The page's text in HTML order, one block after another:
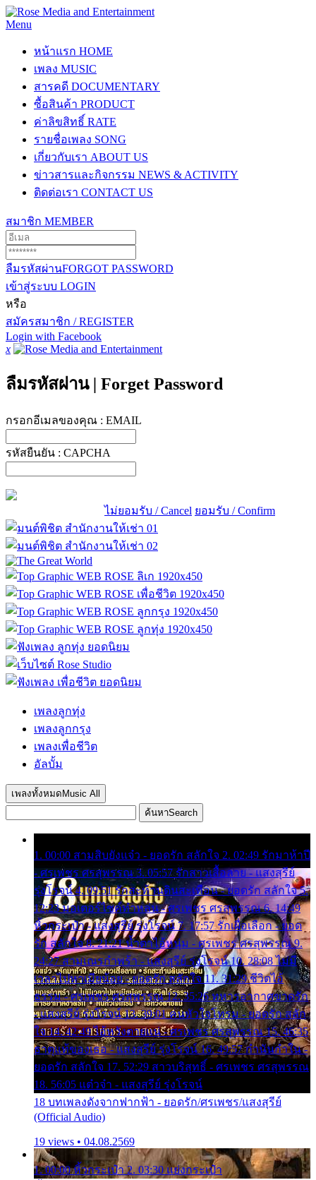
Menu
หน้าแรก HOME
เพลง MUSIC
สารคดี DOCUMENTARY
ซื้อสินค้า PRODUCT
ค่าลิขสิทธิ์ RATE
รายชื่อเพลง SONG
เกี่ยวกับเรา ABOUT US
ข่าวสารและกิจกรรม NEWS & ACTIVITY
ติดต่อเรา CONTACT US
สมาชิก MEMBER
ลืมรหัสผ่านFORGOT PASSWORD
เข้าสู่ระบบ LOGIN
หรือ
สมัครสมาชิก / REGISTER
Login with Facebook
x
ลืมรหัสผ่าน | Forget Password
กรอกอีเมลของคุณ : EMAIL
รหัสยืนยัน : CAPCHA
ไม่ยอมรับ / Cancel ยอมรับ / Confirm
เพลงลูกทุ่ง
เพลงลูกกรุง
เพลงเพื่อชีวิต
อัลบั้ม
เพลงทั้งหมด Music All
ค้นหาSearch
1. 00:00 สามสิบยังแจ๋ว - ยอดรัก สลักใจ 2. 02:49 รักมาห้าปี
- ศรเพชร ศรสุพรรณ 3. 05:57 รักสาวเสื้อลาย - แสงสุรีย์
รุ่งโรจน์ 4. 09:51 รักสะท้านดินสะเทือน - ยอดรัก สลักใจ 5.
12:23 มอเตอร์ไซค์ทำหล่น - ศรเพชร ศรสุพรรณ 6. 14:49
หิ้วกระเป๋า - แสงสุรีย์ รุ่งโรจน์ 7. 17:57 รักเผื่อเลือก - ยอด
รัก สลักใจ 8. 21:21 น้ำตาไอ้หนุ่ม - ศรเพชร ศรสุพรรณ 9.
24:27 สามเณรกำพร้า - แสงสุรีย์ รุ่งโรจน์ 10. 28:08 ไม่มี
เวลาไปหาเมียน้อย - ยอดรัก สลักใจ 11. 31:29 ชีวิตไอ้
ธรรม - ศรเพชร ศรสุพรรณ 12. 35:26 ทหารอากาศขาดรัก
- แสงสุรีย์ รุ่งโรจน์ 13. 39:01 คนหัวใจโทรม - ยอดรัก สลัก
ใจ 14. 42:49 ไอ้หวังตายแน่ - ศรเพชร ศรสุพรรณ 15. 46:35
ธาตุแท้ของเธอ - แสงสุรีย์ รุ่งโรจน์ 16. 49:57 กำนันกำใน -
ยอดรัก สลักใจ 17. 52:29 สาวบริสุทธิ์ - ศรเพชร ศรสุพรรณ
18. 56:05 แต๋วจ๋า - แสงสุรีย์ รุ่งโรจน์
18 บทเพลงดังจากฟากฟ้า - ยอดรัก/ศรเพชร/แสงสุรีย์
(Official Audio)
19 views • 04.08.2569
1. 00:00 หิ้วกระเป๋า 2. 03:30 แย่งกระเป๋า